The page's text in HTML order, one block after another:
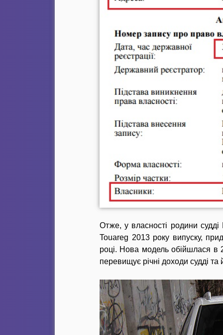
Отже, у власності родини
Touareg 2013 року випуску,
році. Нова модель обійшлася в
перевищує річні доходи судді та